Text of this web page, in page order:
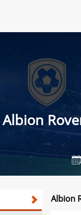
Albion
Albion